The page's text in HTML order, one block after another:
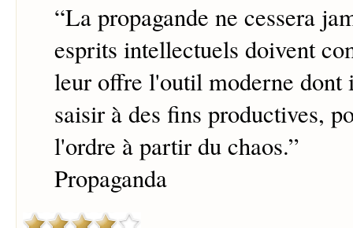
“La propagande ne cessera
esprits intellectuels doivent
leur offre l'outil moderne dont
saisir à des fins productives,
l'ordre à partir du chaos.”
Propaganda